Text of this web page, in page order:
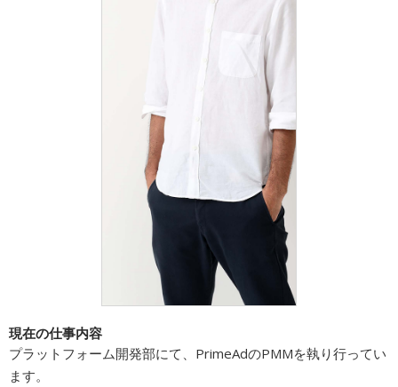
ソーシャルアカウント
閉じる
現在の仕事内容
プラットフォーム開発部にて、PrimeAdのPMMを執り行ってい
ます。